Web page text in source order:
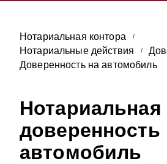
Нотариальная контора
Нотариальные действия
Доверенность на автомобиль
Нотариальная
доверенность
автомобиль